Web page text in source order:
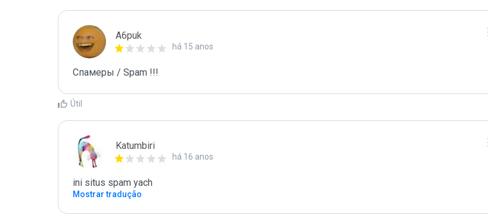
A6puk
há 15 anos
Спамеры / Spam !!!
Útil
Katumbiri
há 16 anos
ini situs spam yach
Mostrar tradução